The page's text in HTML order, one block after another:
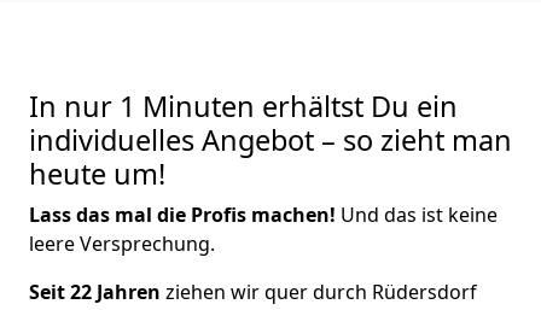
In nur 1 Minuten erhältst Du ein
individuelles Angebot – so zieht man
heute um!
Lass das mal die Profis machen! Und das ist keine
leere Versprechung.
Seit 22 Jahren ziehen wir quer durch Rüdersdorf